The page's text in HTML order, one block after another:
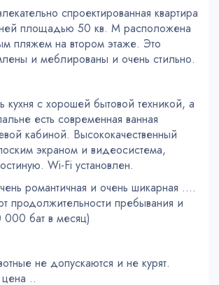
спроектированная квартира
площадью 50 кв. М расположена
пляжем на втором этаже. Это
и меблированы и очень стильно.
кухня с хорошей бытовой техникой, а
есть современная ванная
кабиной. Высококачественный
экраном и видеосистема,
Wi-Fi установлен.
романтичная и очень шикарная ....
продолжительности пребывания и
бат в месяц)
не допускаются и не курят.
..